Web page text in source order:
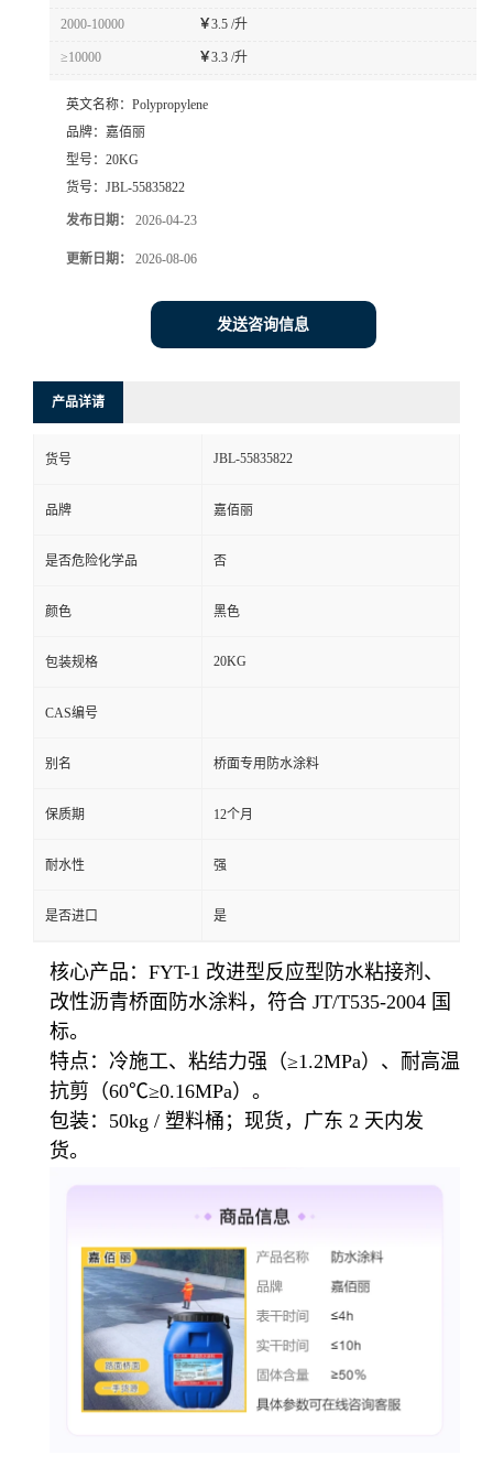
2000-10000 ￥3.5 /升
≥10000 ￥3.3 /升
英文名称： Polypropylene
品牌： 嘉佰丽
型号： 20KG
货号： JBL-55835822
发布日期： 2026-04-23
更新日期： 2026-08-06
发送咨询信息
产品详请
货号 JBL-55835822
品牌 嘉佰丽
是否危险化学品 否
颜色 黑色
包装规格 20KG
CAS编号
别名 桥面专用防水涂料
保质期 12个月
耐水性 强
是否进口 是
核心产品：FYT-1 改进型反应型防水粘接剂、
改性沥青桥面防水涂料，符合 JT/T535-2004 国
标。
特点：冷施工、粘结力强（≥1.2MPa）、耐高温
抗剪（60℃≥0.16MPa）。
包装：50kg / 塑料桶；现货，广东 2 天内发
货。